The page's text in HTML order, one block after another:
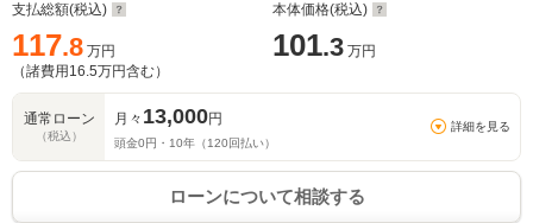
支払総額(税込)
117.8 万円
（諸費用 16.5万円含む）
本体価格(税込)
101.3 万円
通常ローン
（税込）
月々 13,000円
頭金0円・ 10年（120 回払い）
詳細を見る
ローンについて相談する